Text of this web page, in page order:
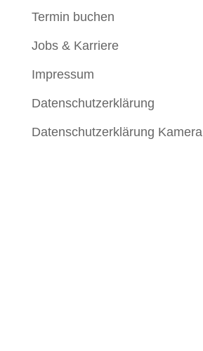
Termin buchen
Jobs & Karriere
Impressum
Datenschutzerklärung
Datenschutzerklärung Kamera